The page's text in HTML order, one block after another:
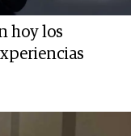
hoy los